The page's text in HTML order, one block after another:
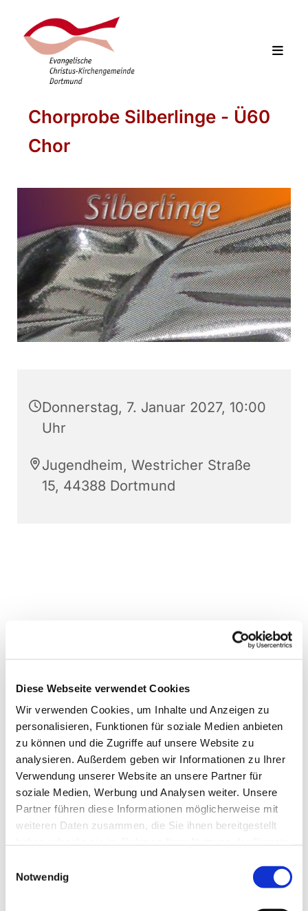
Diese Webseite verwendet Cookies
Wir verwenden Cookies, um Inhalte und Anzeigen zu
personalisieren, Funktionen für soziale Medien anbieten
zu können und die Zugriffe auf unsere Website zu
analysieren. Außerdem geben wir Informationen zu Ihrer
Verwendung unserer Website an unsere Partner für
soziale Medien, Werbung und Analysen weiter. Unsere
Partner führen diese Informationen möglicherweise mit
weiteren Daten zusammen, die Sie ihnen bereitgestellt
Notwendig
Chorprobe Silberlinge - Ü60
Chor
Donnerstag, 7. Januar 2027, 10:00
Uhr
Jugendheim, Westricher Straße
15, 44388 Dortmund
Dies könnte Sie auch
interessieren